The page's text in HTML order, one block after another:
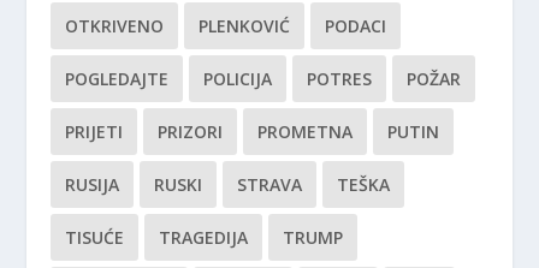
OTKRIVENO PLENKOVIĆ PODACI
POGLEDAJTE POLICIJA POTRES POŽAR
PRIJETI PRIZORI PROMETNA PUTIN
RUSIJA RUSKI STRAVA TEŠKA
TISUĆE TRAGEDIJA TRUMP